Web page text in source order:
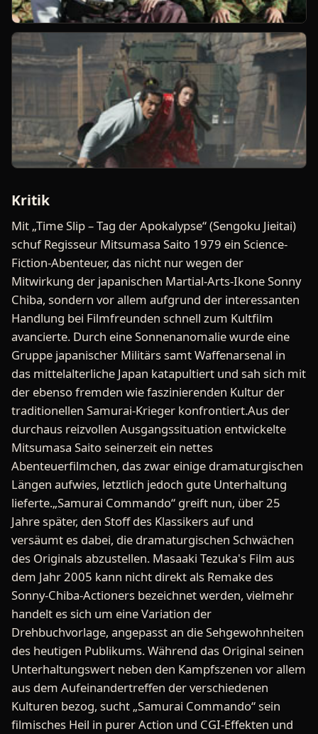
Kritik
Mit „Time Slip – Tag der Apokalypse“ (Sengoku Jieitai)
schuf Regisseur Mitsumasa Saito 1979 ein Science-
Fiction-Abenteuer, das nicht nur wegen der
Mitwirkung der japanischen Martial-Arts-Ikone Sonny
Chiba, sondern vor allem aufgrund der interessanten
Handlung bei Filmfreunden schnell zum Kultfilm
avancierte. Durch eine Sonnenanomalie wurde eine
Gruppe japanischer Militärs samt Waffenarsenal in
das mittelalterliche Japan katapultiert und sah sich mit
der ebenso fremden wie faszinierenden Kultur der
traditionellen Samurai-Krieger konfrontiert.Aus der
durchaus reizvollen Ausgangssituation entwickelte
Mitsumasa Saito seinerzeit ein nettes
Abenteuerfilmchen, das zwar einige dramaturgischen
Längen aufwies, letztlich jedoch gute Unterhaltung
lieferte.„Samurai Commando“ greift nun, über 25
Jahre später, den Stoff des Klassikers auf und
versäumt es dabei, die dramaturgischen Schwächen
des Originals abzustellen. Masaaki Tezuka's Film aus
dem Jahr 2005 kann nicht direkt als Remake des
Sonny-Chiba-Actioners bezeichnet werden, vielmehr
handelt es sich um eine Variation der
Drehbuchvorlage, angepasst an die Sehgewohnheiten
des heutigen Publikums. Während das Original seinen
Unterhaltungswert neben den Kampfszenen vor allem
aus dem Aufeinandertreffen der verschiedenen
Kulturen bezog, sucht „Samurai Commando“ sein
filmisches Heil in purer Action und CGI-Effekten und